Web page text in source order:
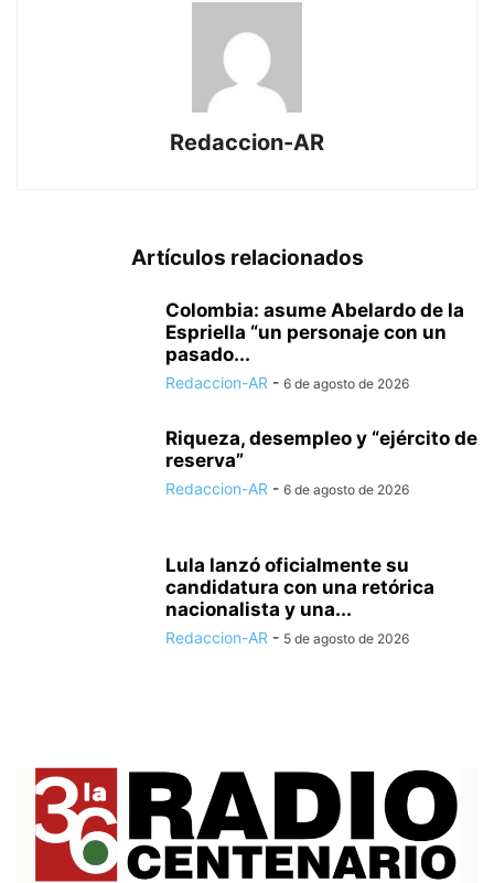
Redaccion-AR
Artículos relacionados
Colombia: asume Abelardo de la
Espriella “un personaje con un
pasado...
Redaccion-AR - 6 de agosto de 2026
Riqueza, desempleo y “ejército de
reserva”
Redaccion-AR - 6 de agosto de 2026
Lula lanzó oficialmente su
candidatura con una retórica
nacionalista y una...
Redaccion-AR - 5 de agosto de 2026